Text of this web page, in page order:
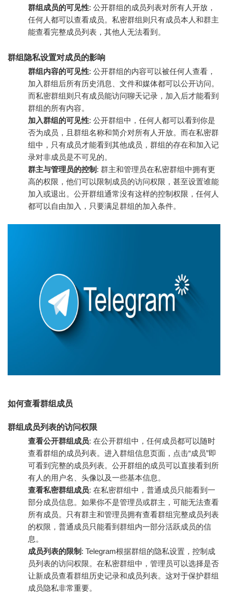
群组成员的可见性: 公开群组的成员列表对所有人开放，
任何人都可以查看成员。私密群组则只有成员本人和群主
能查看完整成员列表，其他人无法看到。
群组隐私设置对成员的影响
群组内容的可见性: 公开群组的内容可以被任何人查看，
加入群组后所有历史消息、文件和媒体都可以公开访问。
而私密群组则只有成员能访问聊天记录，加入后才能看到
群组的所有内容。
加入群组的可见性: 公开群组中，任何人都可以看到你是
否为成员，且群组名称和简介对所有人开放。而在私密群
组中，只有成员才能看到其他成员，群组的存在和加入记
录对非成员是不可见的。
群主与管理员的控制 : 群主和管理员在私密群组中拥有更
高的权限，他们可以限制成员的访问权限，甚至设置谁能
加入或退出。公开群组通常没有这样的控制权限，任何人
都可以自由加入，只要满足群组的加入条件。
如何查看群组成员
群组成员列表的访问权限
查看公开群组成员: 在公开群组中，任何成员都可以随时
查看群组的成员列表。进入群组信息页面，点击“成员”即
可看到完整的成员列表。公开群组的成员可以直接看到所
有人的用户名、头像以及一些基本信息。
查看私密群组成员: 在私密群组中，普通成员只能看到一
部分成员信息。如果你不是管理员或群主，可能无法查看
所有成员。只有群主和管理员拥有查看群组完整成员列表
的权限，普通成员只能看到群组内一部分活跃成员的信
息。
成员列表的限制 : Telegram根据群组的隐私设置，控制成
员列表的访问权限。在私密群组中，管理员可以选择是否
让新成员查看群组历史记录和成员列表。这对于保护群组
成员隐私非常重要。